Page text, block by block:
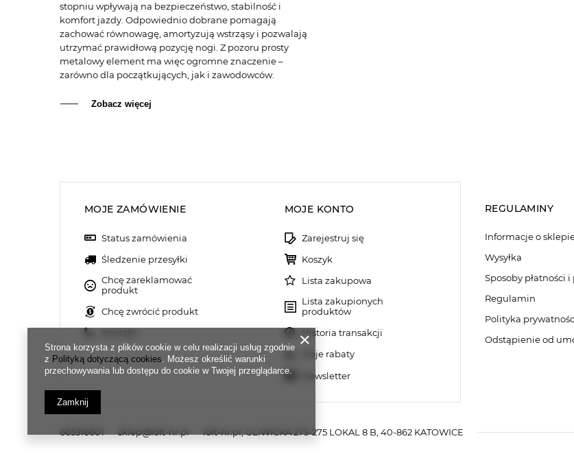
stopniu wpływają na bezpieczeństwo, stabilność i
komfort jazdy. Odpowiednio dobrane pomagają
zachować równowagę, amortyzują wstrząsy i pozwalają
utrzymać prawidłową pozycję nogi. Z pozoru prosty
metalowy element ma więc ogromne znaczenie –
zarówno dla początkujących, jak i zawodowców.
Zobacz więcej
MOJE ZAMÓWIENIE
Status zamówienia
Śledzenie przesyłki
Chcę zareklamować
produkt
Chcę zwrócić produkt
Kontakt
MOJE KONTO
Zarejestruj się
Koszyk
Lista zakupowa
Lista zakupionych
produktów
Historia transakcji
Moje rabaty
Newsletter
REGULAMINY
Informacje o
Wysyłka
Sposoby płatności
Regulamin
Polityka
Odstąpienie od
665316601 sklep@loft-hr.pl loft-hr.pl GLIWICKA 273-275 LOKAL 8 B 40-862 KATOWICE
Strona korzysta z plików cookie w celu realizacji usług zgodnie
z Polityką dotyczącą cookies. Możesz określić warunki
przechowywania lub dostępu do cookie w Twojej przeglądarce.
Zamknij